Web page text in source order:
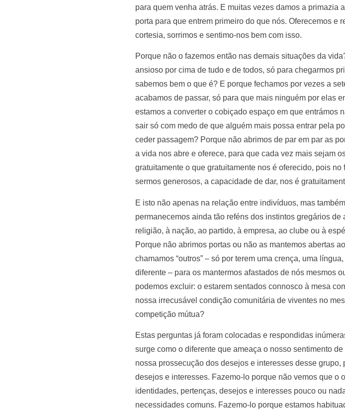
para quem venha atrás. E muitas vezes damos a primazia
porta para que entrem primeiro do que nós. Oferecemos e
cortesia, sorrimos e sentimo-nos bem com isso.
Porque não o fazemos então nas demais situações da
ansioso por cima de tudo e de todos, só para chegarmos
sabemos bem o que é? E porque fechamos por vezes a
acabamos de passar, só para que mais ninguém por elas
estamos a converter o cobiçado espaço em que entrámos
sair só com medo de que alguém mais possa entrar pela
ceder passagem? Porque não abrimos de par em par as
a vida nos abre e oferece, para que cada vez mais sejam
gratuitamente o que gratuitamente nos é oferecido, pois
sermos generosos, a capacidade de dar, nos é
E isto não apenas na relação entre indivíduos, mas
permanecemos ainda tão reféns dos instintos gregários
religião, à nação, ao partido, à empresa, ao clube ou à
Porque não abrimos portas ou não as mantemos abertas
chamamos “outros” – só por terem uma crença, uma
diferente – para os mantermos afastados de nós mesmos
podemos excluir: o estarem sentados connosco à mesa
nossa irrecusável condição comunitária de viventes no
competição mútua?
Estas perguntas já foram colocadas e respondidas
surge como o diferente que ameaça o nosso sentimento
nossa prossecução dos desejos e interesses desse
desejos e interesses. Fazemo-lo porque não vemos que o
identidades, pertenças, desejos e interesses pouco ou
necessidades comuns. Fazemo-lo porque estamos